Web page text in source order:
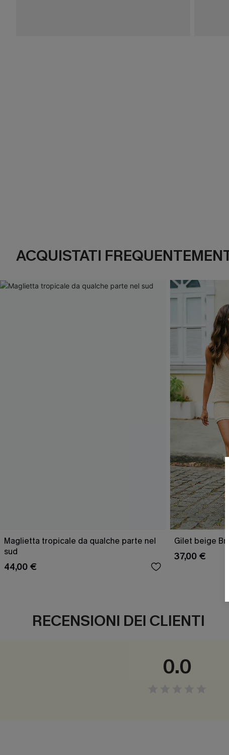
ACQUISTATI
Maglietta tropicale da qualche parte nel
sud
44,00 €
Gilet beige
37,00 €
RECENSIONI DEI CLIENTI
0.0